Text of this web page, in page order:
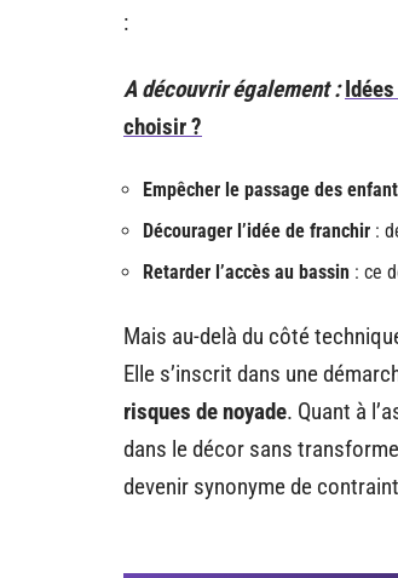
:
A découvrir également :
choisir ?
Empêcher le passage des
Décourager l’idée de franchir :
Retarder l’accès au bassin : ce
Mais au-delà du côté
Elle s’inscrit dans une
risques de noyade. Quant à
dans le décor sans
devenir synonyme de